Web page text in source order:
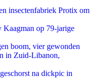
insectenfabriek Protix om
Kaagman op 79-jarige
boom, vier gewonden
in Zuid-Libanon,
na dickpic in